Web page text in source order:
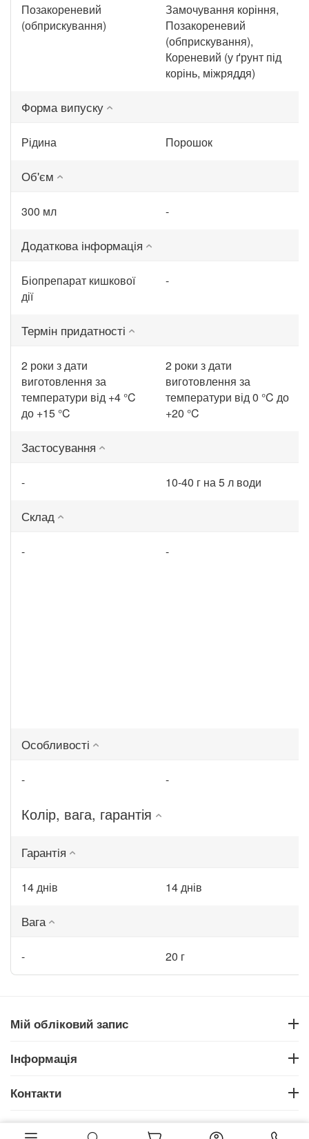
Позакореневий
(обприскування)
Замочування коріння,
Позакореневий
(обприскування),
Кореневий (у ґрунт під
корінь, міжряддя)
Форма випуску
Рідина Порошок
Об'єм
300 мл -
Додаткова інформація
Біопрепарат кишкової
дії
-
Термін придатності
2 роки з дати
виготовлення за
температури від +4 °C
до +15 °C
2 роки з дати
виготовлення за
температури від 0 °C до
+20 °C
Застосування
- 10-40 г на 5 л води
Склад
- -
Особливості
- -
Колір, вага, гарантія
Гарантія
14 днів 14 днів
Вага
- 20 г
Мій обліковий запис
Інформація
Контакти